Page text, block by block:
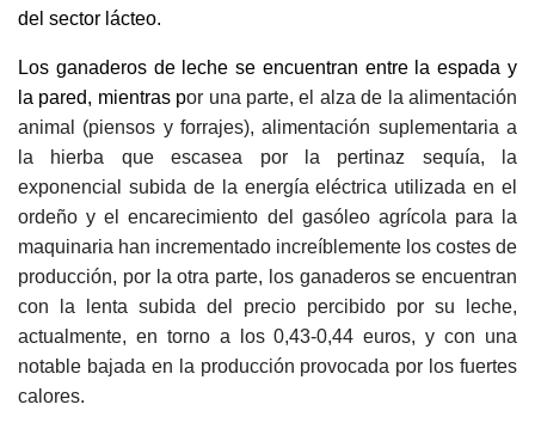
del sector lácteo.
Los ganaderos de leche se encuentran entre la espada y
la pared, mientras por una parte, el alza de la alimentación
animal (piensos y forrajes), alimentación suplementaria a
la hierba que escasea por la pertinaz sequía, la
exponencial subida de la energía eléctrica utilizada en el
ordeño y el encarecimiento del gasóleo agrícola para la
maquinaria han incrementado increíblemente los costes de
producción, por la otra parte, los ganaderos se encuentran
con la lenta subida del precio percibido por su leche,
actualmente, en torno a los 0,43-0,44 euros, y con una
notable bajada en la producción provocada por los fuertes
calores.